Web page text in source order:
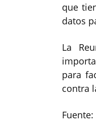
que
datos
La
para
contra
Fuente: